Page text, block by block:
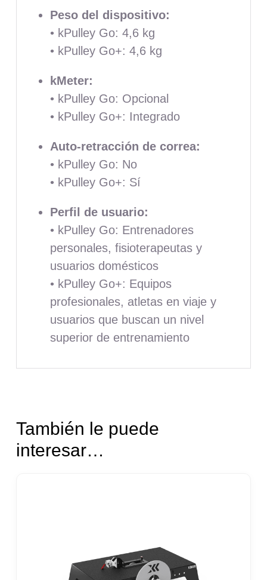
Peso del dispositivo:
• kPulley Go: 4,6 kg
• kPulley Go+: 4,6 kg
kMeter:
• kPulley Go: Opcional
• kPulley Go+: Integrado
Auto-retracción de correa:
• kPulley Go: No
• kPulley Go+: Sí
Perfil de usuario:
• kPulley Go: Entrenadores
personales, fisioterapeutas y
usuarios domésticos
• kPulley Go+: Equipos
profesionales, atletas en viaje y
usuarios que buscan un nivel
superior de entrenamiento
También le puede
interesar…